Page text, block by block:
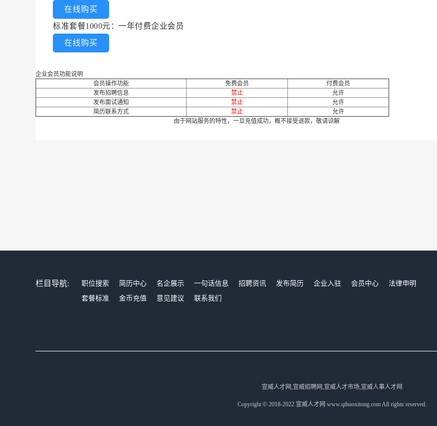
在线购买
标准套餐1000元：一年付费企业会员
在线购买
企业会员功能说明
会员操作功能
免费会员
付费会员
发布招聘信息
禁止
允许
发布面试通知
禁止
允许
简历联系方式
禁止
允许
由于网站服务的特性，一旦充值成功，概不接受退款，敬请谅解
栏目导航: 职位搜索 简历中心 名企展示 一句话信息 招聘资讯 发布简历 企业入驻 会员中心
法律申明
套餐标准
金币充值 意见建议 联系我们
宣威人才网,宣威招聘网,宣威人才市场,宣威人事人才网
Copyright © 2018-2022 宣威人才网 www.qihuoxitong.com All rights reserved.